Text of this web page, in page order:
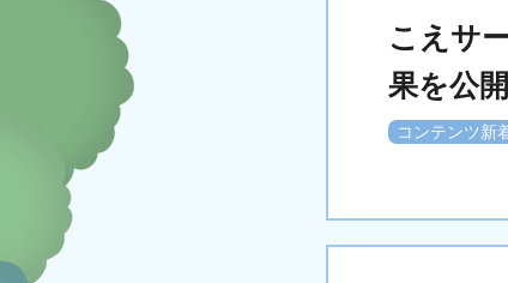
こえサ
果を公
コンテンツ新